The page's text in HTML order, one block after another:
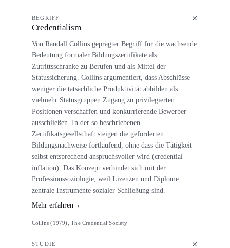
BEGRIFF
Credentialism
Von Randall Collins geprägter Begriff für die wachsende
Bedeutung formaler Bildungszertifikate als
Zutrittsschranke zu Berufen und als Mittel der
Statussicherung. Collins argumentiert, dass Abschlüsse
weniger die tatsächliche Produktivität abbilden als
vielmehr Statusgruppen Zugang zu privilegierten
Positionen verschaffen und konkurrierende Bewerber
ausschließen. In der so beschriebenen
Zertifikatsgesellschaft steigen die geforderten
Bildungsnachweise fortlaufend, ohne dass die Tätigkeit
selbst entsprechend anspruchsvoller wird (credential
inflation). Das Konzept verbindet sich mit der
Professionssoziologie, weil Lizenzen und Diplome
zentrale Instrumente sozialer Schließung sind.
Mehr erfahren →
Collins (1979), The Credential Society
STUDIE